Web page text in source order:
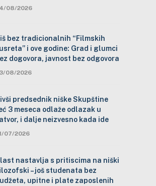
08/2026
bez tradicionalnih “Filmskih
i ove godine: Grad i glumci
dogovora, javnost bez odgovora
08/2026
predsednik niške Skupštine
3 meseca odlaže odlazak u
i dalje neizvesno kada ide
07/2026
nastavlja s pritiscima na niški
– još studenata bez
upitne i plate zaposlenih